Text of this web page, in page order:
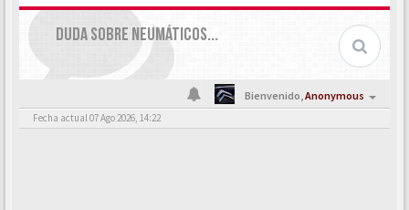
DUDA SOBRE NEUMÁTICOS...
Bienvenido,Anonymous
Fecha actual 07 Ago 2026, 14:22